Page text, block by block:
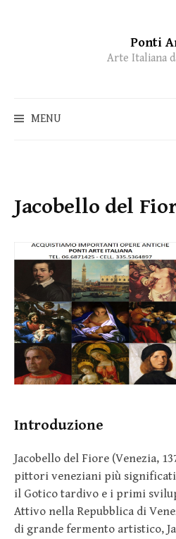
Ponti
Arte Italiana
MENU
Jacobello del
Introduzione
Jacobello del Fiore (Venezia,
pittori veneziani più
il Gotico tardivo e i primi
Attivo nella Repubblica di
di grande fermento artistico,